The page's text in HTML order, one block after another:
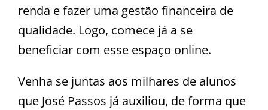
renda e fazer uma gestão financeira de
qualidade. Logo, comece já a se
beneficiar com esse espaço online.
Venha se juntas aos milhares de alunos
que José Passos já auxiliou, de forma que